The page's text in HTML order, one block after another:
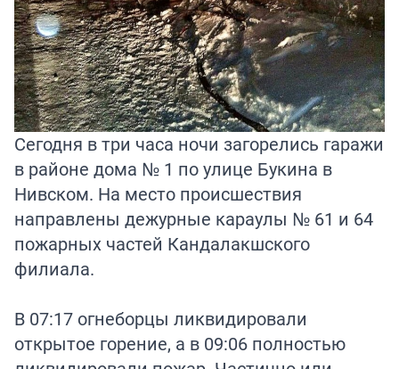
Сегодня в три часа ночи загорелись гаражи
в районе дома № 1 по улице Букина в
Нивском. На место происшествия
направлены дежурные караулы № 61 и 64
пожарных частей Кандалакшского
филиала.
В 07:17 огнеборцы ликвидировали
открытое горение, а в 09:06 полностью